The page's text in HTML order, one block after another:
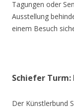
Tagungen oder
Ausstellung
einem Besuch
Schiefer
Der Künstlerbund